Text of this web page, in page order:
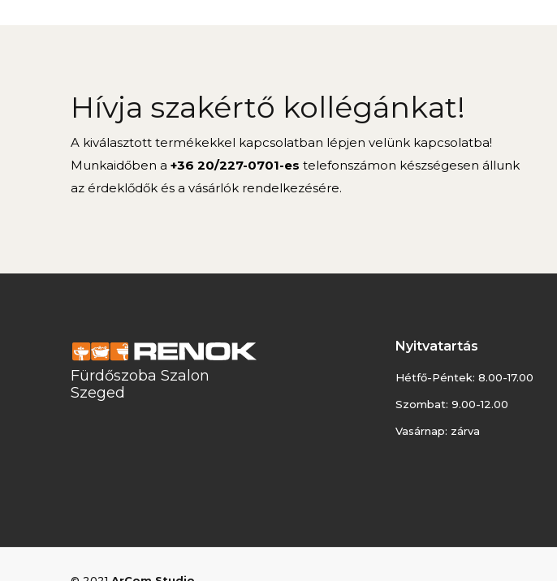
Hívja szakértő kollégánkat!
A kiválasztott termékekkel kapcsolatban lépjen velünk kapcsolatba!
Munkaidőben a +36 20/227-0701-es telefonszámon készségesen állunk
az érdeklődők és a vásárlók rendelkezésére.
Fürdőszoba Szalon
Szeged
Nyitvatartás
Hétfő-Péntek: 8.00-17.00
Szombat: 9.00-12.00
Vasárnap: zárva